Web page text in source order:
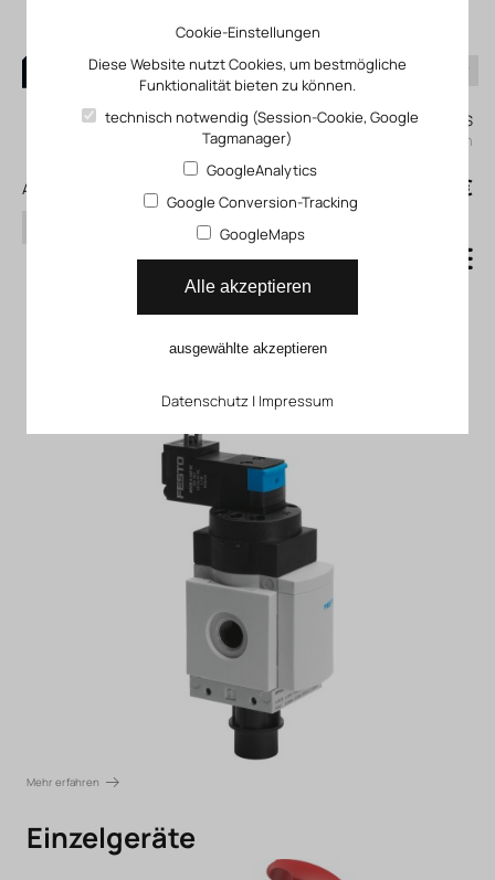
0
Mein KLEFINGHAUS
einloggen
Alle Produkte
Suchen
0,00 €
Einschaltventile und
Druckaufbauventile
Baureihe MS
Mehr erfahren
Einzelgeräte
Cookie-Einstellungen
Diese Website nutzt Cookies, um bestmögliche
Funktionalität bieten zu können.
technisch notwendig (Session-Cookie, Google
Tagmanager)
GoogleAnalytics
Google Conversion-Tracking
GoogleMaps
Alle akzeptieren
ausgewählte akzeptieren
Datenschutz | Impressum